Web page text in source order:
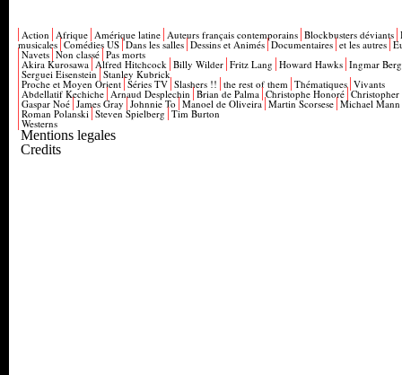
Action Afrique Amérique latine Auteurs français contemporains Blockbusters déviants
musicales Comédies US Dans les salles Dessins et Animés Documentaires et les autres
Navets Non classé Pas morts
Akira Kurosawa Alfred Hitchcock Billy Wilder Fritz Lang Howard Hawks Ingmar
Serguei Eisenstein Stanley Kubrick
Proche et Moyen Orient Séries TV Slashers !! the rest of them Thématiques Vivants
Abdellatif Kechiche Arnaud Desplechin Brian de Palma Christophe Honoré
Gaspar Noé James Gray Johnnie To Manoel de Oliveira Martin Scorsese Michael Mann
Roman Polanski Steven Spielberg Tim Burton
Westerns
Mentions legales
Credits